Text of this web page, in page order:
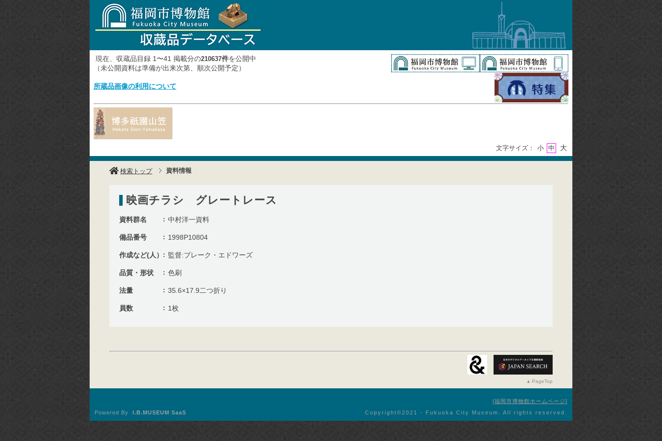
現在、収蔵品目録 1〜41 掲載分の210637件を公開中
（未公開資料は準備が出来次第、順次公開予定）
所蔵品画像の利用について
文字サイズ： 小 中 大
検索トップ 資料情報
映画チラシ グレートレース
資料群名 中村洋一資料
備品番号 1998P10804
作成など(人） 監督:ブレーク・エドワーズ
品質・形状 色刷
法量 35.6×17.9二つ折り
員数 1枚
PageTop
福岡市博物館ホームページ
Copyright©︎2021 - Fukuoka City Museum. All rights reserved.
Powered By I.B.MUSEUM SaaS